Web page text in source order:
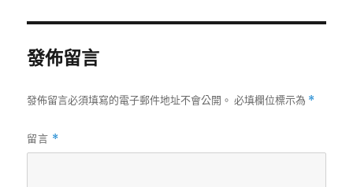
發佈留言
發佈留言必須填寫的電子郵件地址不會公開。 必填欄位標示為 *
留言 *